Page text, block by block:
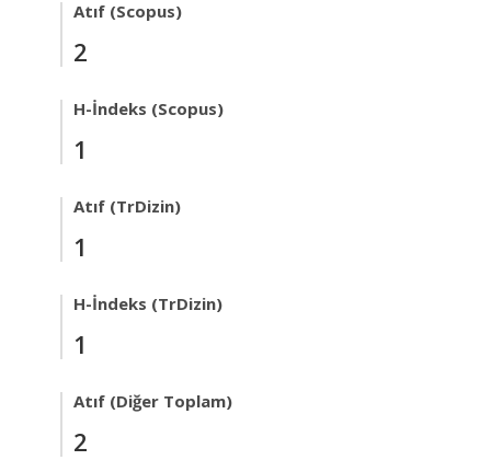
Atıf (Scopus)
2
H-İndeks (Scopus)
1
Atıf (TrDizin)
1
H-İndeks (TrDizin)
1
Atıf (Diğer Toplam)
2